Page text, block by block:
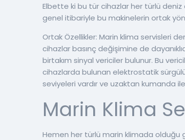
Elbette ki bu tür cihazlar her türlü deniz
genel itibariyle bu makinelerin ortak
Ortak Özellikler: Marin klima servisleri
cihazlar basınç değişimine de
birtakım sinyal vericiler bulunur. Bu
cihazlarda bulunan elektrostatik
seviyeleri vardır ve uzaktan kumanda ile
Marin Klima
Hemen her türlü marin klimada olduğu